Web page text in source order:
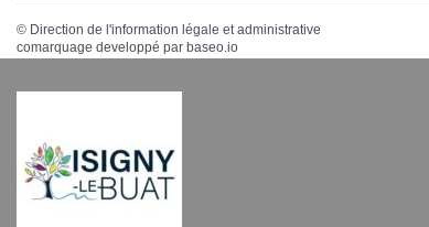
© Direction de l'information légale et administrative
comarquage developpé par baseo.io